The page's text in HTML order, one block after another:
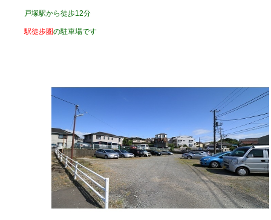
戸塚駅から徒歩12分
駅徒歩圏の駐車場です